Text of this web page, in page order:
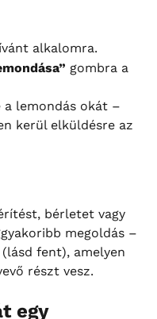
alkalomra.
gombra a
a lemondás okát –
kerül elküldésre az
bérletet vagy
megoldás –
fent), amelyen
részt vesz.
egy